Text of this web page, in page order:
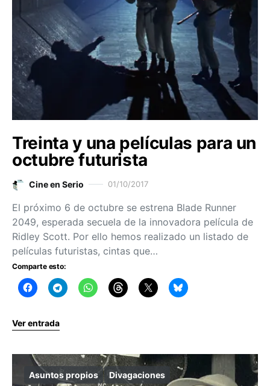
Treinta y una películas para un
octubre futurista
Cine en Serio 01/10/2017
El próximo 6 de octubre se estrena Blade Runner
2049, esperada secuela de la innovadora película de
Ridley Scott. Por ello hemos realizado un listado de
películas futuristas, cintas que…
Comparte esto:
Ver entrada
Asuntos propios Divagaciones